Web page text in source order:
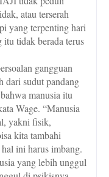
atau terserah
yang terpenting hari
itu tidak berada terus
gangguan
dari sudut pandang
manusia itu
Wage. “Manusia
yakni fisik,
kita tambahi
ini harus imbang.
yang lebih unggul